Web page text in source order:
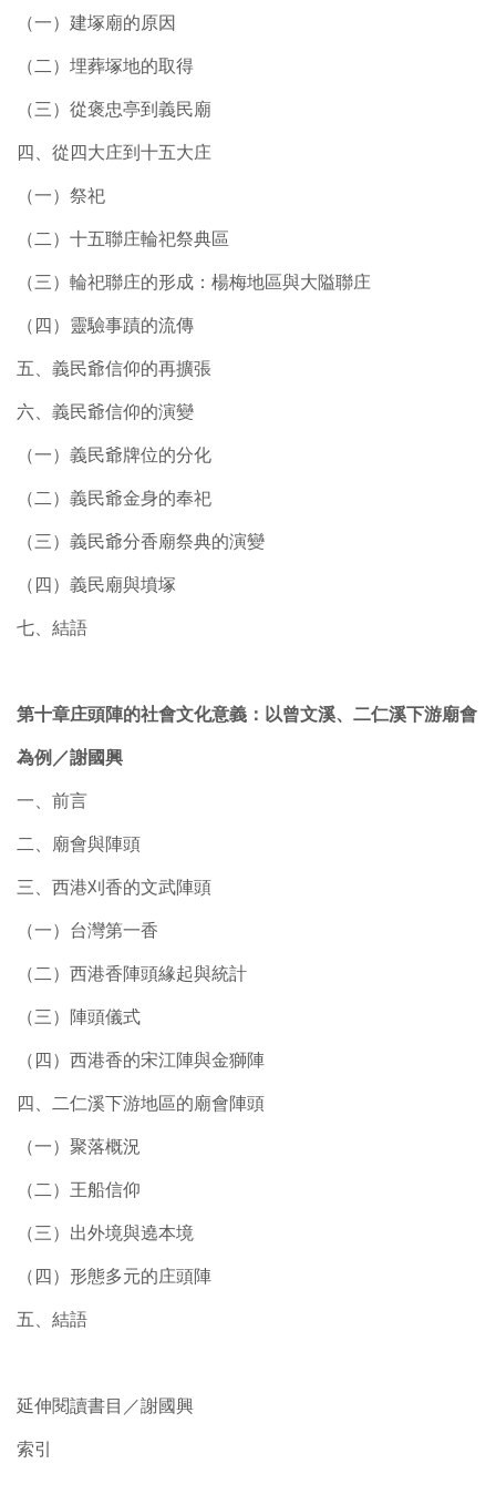
（一）建塚廟的原因
（二）埋葬塚地的取得
（三）從褒忠亭到義民廟
四、從四大庄到十五大庄
（一）祭祀
（二）十五聯庄輪祀祭典區
（三）輪祀聯庄的形成：楊梅地區與大隘聯庄
（四）靈驗事蹟的流傳
五、義民爺信仰的再擴張
六、義民爺信仰的演變
（一）義民爺牌位的分化
（二）義民爺金身的奉祀
（三）義民爺分香廟祭典的演變
（四）義民廟與墳塚
七、結語
第十章庄頭陣的社會文化意義：以曾文溪、二仁溪下游廟會
為例／謝國興
一、前言
二、廟會與陣頭
三、西港刈香的文武陣頭
（一）台灣第一香
（二）西港香陣頭緣起與統計
（三）陣頭儀式
（四）西港香的宋江陣與金獅陣
四、二仁溪下游地區的廟會陣頭
（一）聚落概況
（二）王船信仰
（三）出外境與遶本境
（四）形態多元的庄頭陣
五、結語
延伸閱讀書目／謝國興
索引